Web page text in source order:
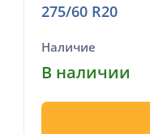
275/60 R20
Наличие
В наличии